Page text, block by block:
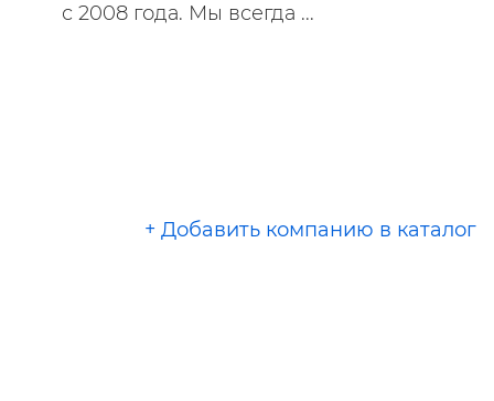
с 2008 года. Мы всегда ...
+ Добавить компанию в каталог